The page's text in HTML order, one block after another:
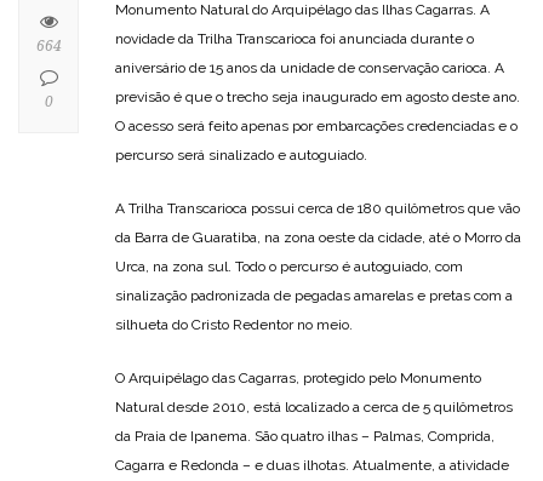
Monumento Natural do Arquipélago das Ilhas Cagarras. A
novidade da Trilha Transcarioca foi anunciada durante o
aniversário de 15 anos da unidade de conservação carioca. A
previsão é que o trecho seja inaugurado em agosto deste ano.
O acesso será feito apenas por embarcações credenciadas e o
percurso será sinalizado e autoguiado.
A Trilha Transcarioca possui cerca de 180 quilômetros que vão
da Barra de Guaratiba, na zona oeste da cidade, até o Morro da
Urca, na zona sul. Todo o percurso é autoguiado, com
sinalização padronizada de pegadas amarelas e pretas com a
silhueta do Cristo Redentor no meio.
O Arquipélago das Cagarras, protegido pelo Monumento
Natural desde 2010, está localizado a cerca de 5 quilômetros
da Praia de Ipanema. São quatro ilhas – Palmas, Comprida,
Cagarra e Redonda – e duas ilhotas. Atualmente, a atividade
664
0